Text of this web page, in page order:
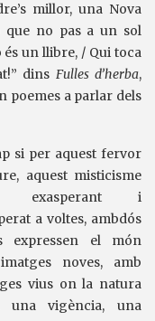
millor, una Nova
que no pas a un sol
és un llibre, / Qui toca
dins Fulles d’herba,
poemes a parlar dels
si per aquest fervor
aquest misticisme
exasperant i
a voltes, ambdós
expressen el món
noves, amb
vius on la natura
una vigència, una